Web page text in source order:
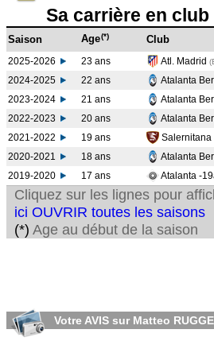
Sa carrière en club
Saison Age(*) Club
2025-2026 23 ans Atl. Madrid
2024-2025
22 ans Atalanta
2023-2024
21 ans Atalanta
2022-2023
20 ans Atalanta
2021-2022
19 ans Salernitana
2020-2021
18 ans Atalanta
2019-2020
17 ans Atalanta -
Cliquez sur les lignes pour
ici OUVRIR toutes les saisons
(*) Age au début de la saison
Votre AVIS sur Matteo